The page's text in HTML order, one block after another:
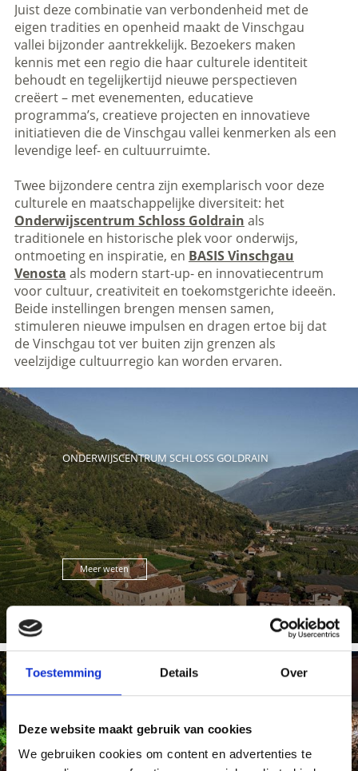
Toestemming Details Over
Deze website maakt gebruik van cookies
We gebruiken cookies om content en advertenties te
Juist deze combinatie van verbondenheid met de
eigen tradities en openheid maakt de Vinschgau
vallei bijzonder aantrekkelijk. Bezoekers maken
kennis met een regio die haar culturele identiteit
behoudt en tegelijkertijd nieuwe perspectieven
creëert – met evenementen, educatieve
programma’s, creatieve projecten en innovatieve
initiatieven die de Vinschgau vallei kenmerken als een
levendige leef- en cultuurruimte.
Twee bijzondere centra zijn exemplarisch voor deze
culturele en maatschappelijke diversiteit: het
Onderwijscentrum Schloss Goldrain als
traditionele en historische plek voor onderwijs,
ontmoeting en inspiratie, en BASIS Vinschgau
Venosta als modern start-up- en innovatiecentrum
voor cultuur, creativiteit en toekomstgerichte ideeën.
Beide instellingen brengen mensen samen,
stimuleren nieuwe impulsen en dragen ertoe bij dat
de Vinschgau tot ver buiten zijn grenzen als
veelzijdige cultuurregio kan worden ervaren.
ONDERWIJSCENTRUM SCHLOSS GOLDRAIN
Meer weten
BASIS VINSCHGAU VENOSTA